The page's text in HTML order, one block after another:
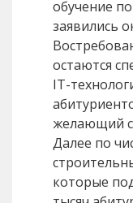
обучение
заявились
остаются
IT-
желающий
Далее по
которые